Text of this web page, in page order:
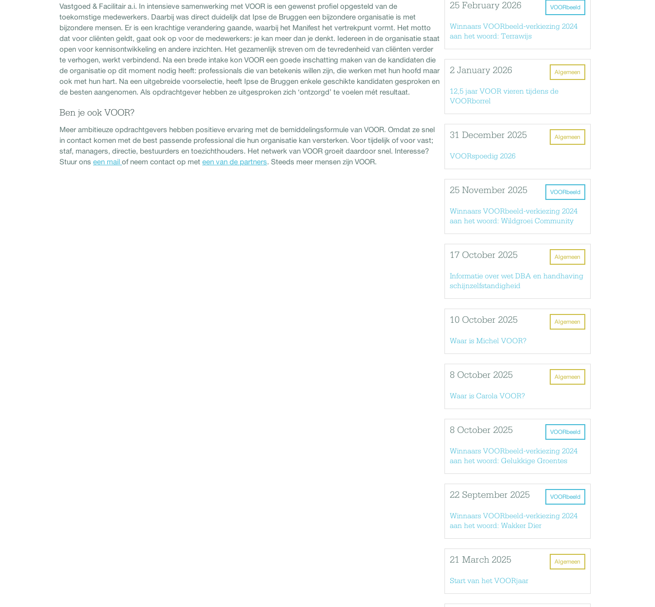
Vastgoed & Facilitair a.i. In intensieve samenwerking met VOOR is een gewenst profiel opgesteld van de
toekomstige medewerkers. Daarbij was direct duidelijk dat Ipse de Bruggen een bijzondere organisatie is met
bijzondere mensen. Er is een krachtige verandering gaande, waarbij het Manifest het vertrekpunt vormt. Het motto
dat voor cliënten geldt, gaat ook op voor de medewerkers: je kan meer dan je denkt. Iedereen in de organisatie staat
open voor kennisontwikkeling en andere inzichten. Het gezamenlijk streven om de tevredenheid van cliënten verder
te verhogen, werkt verbindend. Na een brede intake kon VOOR een goede inschatting maken van de kandidaten die
de organisatie op dit moment nodig heeft: professionals die van betekenis willen zijn, die werken met hun hoofd maar
ook met hun hart. Na een uitgebreide voorselectie, heeft Ipse de Bruggen enkele geschikte kandidaten gesproken en
de besten aangenomen. Als opdrachtgever hebben ze uitgesproken zich ‘ontzorgd’ te voelen mét resultaat.
Ben je ook VOOR?
Meer ambitieuze opdrachtgevers hebben positieve ervaring met de bemiddelingsformule van VOOR. Omdat ze snel
in contact komen met de best passende professional die hun organisatie kan versterken. Voor tijdelijk of voor vast;
staf, managers, directie, bestuurders en toezichthouders. Het netwerk van VOOR groeit daardoor snel. Interesse?
Stuur ons een mail of neem contact op met een van de partners. Steeds meer mensen zijn VOOR.
VOORbeeld
25 February 2026
Winnaars VOORbeeld-verkiezing 2024
aan het woord: Terrawijs
Algemeen
2 January 2026
12,5 jaar VOOR vieren tijdens de
VOORborrel
Algemeen
31 December 2025
VOORspoedig 2026
VOORbeeld
25 November 2025
Winnaars VOORbeeld-verkiezing 2024
aan het woord: Wildgroei Community
Algemeen
17 October 2025
Informatie over wet DBA en handhaving
schijnzelfstandigheid
Algemeen
10 October 2025
Waar is Michel VOOR?
Algemeen
8 October 2025
Waar is Carola VOOR?
VOORbeeld
8 October 2025
Winnaars VOORbeeld-verkiezing 2024
aan het woord: Gelukkige Groentes
VOORbeeld
22 September 2025
Winnaars VOORbeeld-verkiezing 2024
aan het woord: Wakker Dier
Algemeen
21 March 2025
Start van het VOORjaar